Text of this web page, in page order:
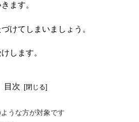
ます。
けてしまいましょう。
します。
目次
うな方が対象です